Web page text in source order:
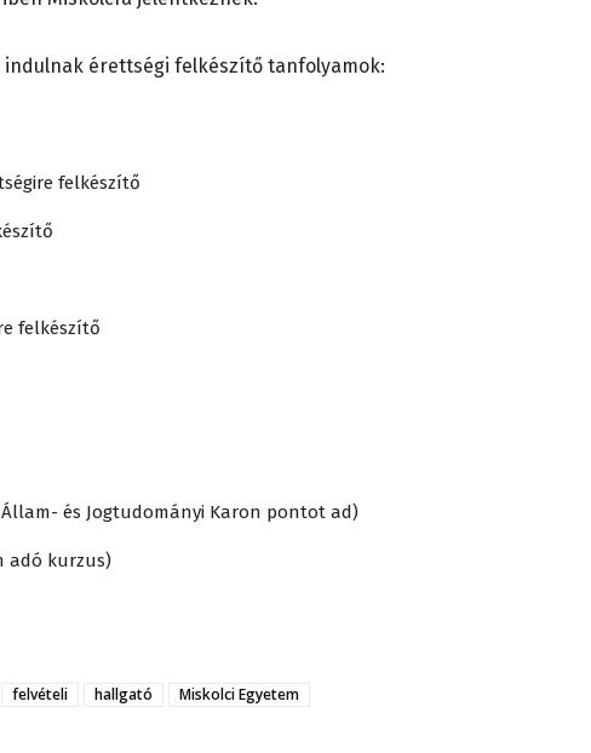
érettségi felkészítő tanfolyamok:
felkészítő
felkészítő
és Jogtudományi Karon pontot ad)
kurzus)
felvételi hallgató Miskolci Egyetem